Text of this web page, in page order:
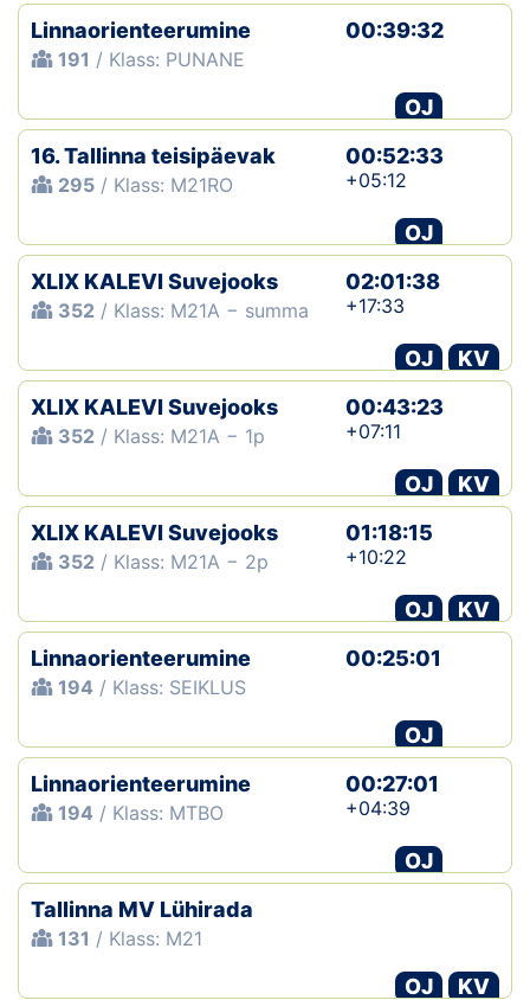
Linnaorienteerumine
191 / Klass: PUNANE
00:39:32
OJ
16. Tallinna teisipäevak
295 / Klass: M21RO
00:52:33
+05:12
OJ
XLIX KALEVI Suvejooks
352 / Klass: M21A − summa
02:01:38
+17:33
OJ
KV
XLIX KALEVI Suvejooks
352 / Klass: M21A − 1p
00:43:23
+07:11
OJ
KV
XLIX KALEVI Suvejooks
352 / Klass: M21A − 2p
01:18:15
+10:22
OJ
KV
Linnaorienteerumine
194 / Klass: SEIKLUS
00:25:01
OJ
Linnaorienteerumine
194 / Klass: MTBO
00:27:01
+04:39
OJ
Tallinna MV Lühirada
131 / Klass: M21
OJ
KV